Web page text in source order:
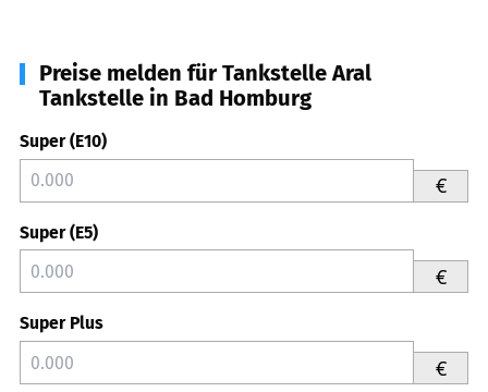
Preise melden für Tankstelle Aral
Tankstelle in Bad Homburg
Super (E10)
€
Super (E5)
€
Super Plus
€